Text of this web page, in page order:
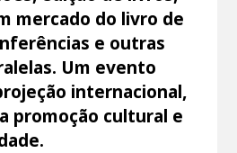
mercado do livro de
e outras
Um evento
internacional,
promoção cultural e